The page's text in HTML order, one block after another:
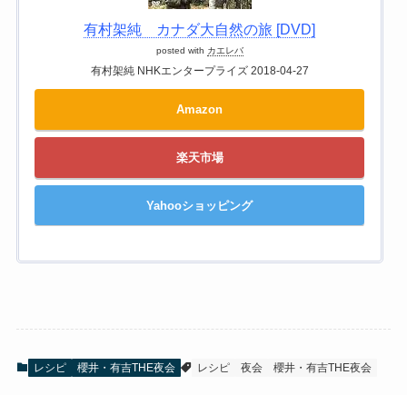
有村架純 カナダ大自然の旅 [DVD]
posted with カエレバ
有村架純 NHKエンタープライズ 2018-04-27
Amazon
楽天市場
Yahooショッピング
レシピ 櫻井・有吉THE夜会 レシピ 夜会 櫻井・有吉THE夜会